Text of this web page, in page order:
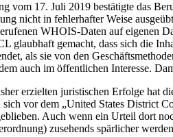
vom 17. Juli 2019 bestätigte das
nicht in fehlerhafter Weise
WHOIS-Daten auf eigenen
glaubhaft gemacht, dass sich die
als sie von den
auch im öffentlichen Interesse.
erzielten juristischen Erfolge hat
vor dem „United States District
Auch wenn ein Urteil dort
zusehends spärlicher